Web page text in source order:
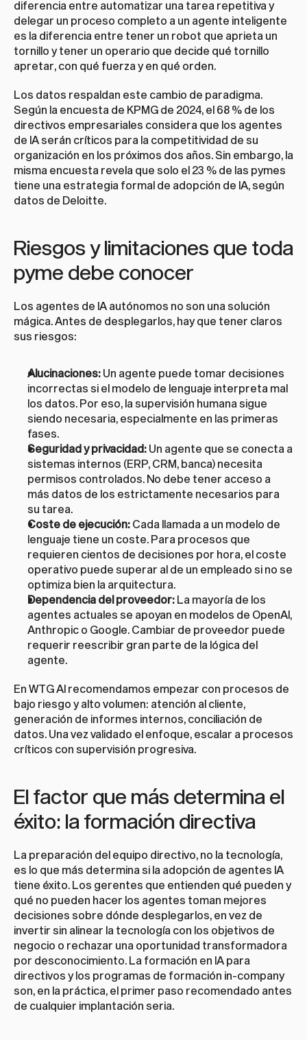
diferencia entre automatizar una tarea repetitiva y
delegar un proceso completo a un agente inteligente
es la diferencia entre tener un robot que aprieta un
tornillo y tener un operario que decide qué tornillo
apretar, con qué fuerza y en qué orden.
Los datos respaldan este cambio de paradigma.
Según la encuesta de KPMG de 2024, el 68 % de los
directivos empresariales considera que los agentes
de IA serán críticos para la competitividad de su
organización en los próximos dos años. Sin embargo, la
misma encuesta revela que solo el 23 % de las pymes
tiene una estrategia formal de adopción de IA, según
datos de Deloitte.
Riesgos y limitaciones que toda
pyme debe conocer
Los agentes de IA autónomos no son una solución
mágica. Antes de desplegarlos, hay que tener claros
sus riesgos:
Alucinaciones: Un agente puede tomar decisiones
incorrectas si el modelo de lenguaje interpreta mal
los datos. Por eso, la supervisión humana sigue
siendo necesaria, especialmente en las primeras
fases.
Seguridad y privacidad: Un agente que se conecta a
sistemas internos (ERP, CRM, banca) necesita
permisos controlados. No debe tener acceso a
más datos de los estrictamente necesarios para
su tarea.
Coste de ejecución: Cada llamada a un modelo de
lenguaje tiene un coste. Para procesos que
requieren cientos de decisiones por hora, el coste
operativo puede superar al de un empleado si no se
optimiza bien la arquitectura.
Dependencia del proveedor: La mayoría de los
agentes actuales se apoyan en modelos de OpenAI,
Anthropic o Google. Cambiar de proveedor puede
requerir reescribir gran parte de la lógica del
agente.
En WTG AI recomendamos empezar con procesos de
bajo riesgo y alto volumen: atención al cliente,
generación de informes internos, conciliación de
datos. Una vez validado el enfoque, escalar a procesos
críticos con supervisión progresiva.
El factor que más determina el
éxito: la formación directiva
La preparación del equipo directivo, no la tecnología,
es lo que más determina si la adopción de agentes IA
tiene éxito. Los gerentes que entienden qué pueden y
qué no pueden hacer los agentes toman mejores
decisiones sobre dónde desplegarlos, en vez de
invertir sin alinear la tecnología con los objetivos de
negocio o rechazar una oportunidad transformadora
por desconocimiento. La formación en IA para
directivos y los programas de formación in-company
son, en la práctica, el primer paso recomendado antes
de cualquier implantación seria.